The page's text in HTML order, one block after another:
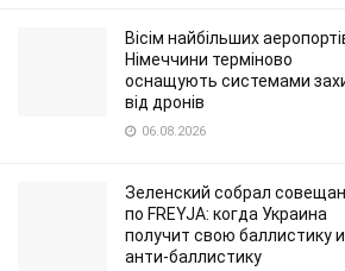
Вісім найбільших
Німеччини терміново
оснащують системами
від дронів
06.08.2026
Зеленский собрал
по FREYJA: когда Украина
получит свою баллистику и
анти-баллистику